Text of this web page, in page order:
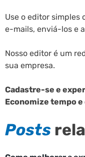
Use o editor simples
e-mails, enviá-los e
Nosso editor é um
sua empresa.
Cadastre-se e
Economize tempo
Posts